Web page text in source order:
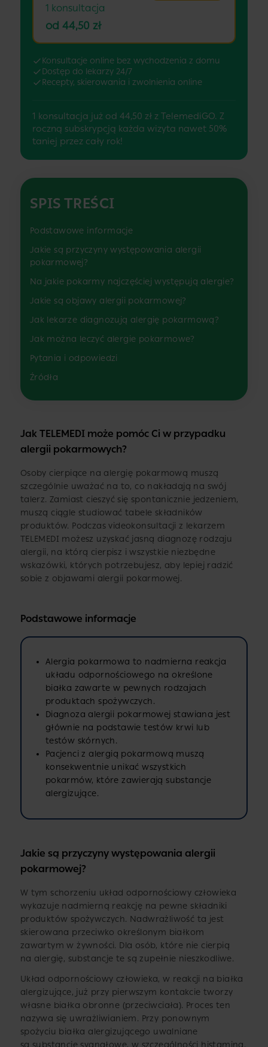
1 konsultacja
od 44,50 zł
Konsultacje online bez wychodzenia z domu
Dostęp do lekarzy 24/7
Recepty, skierowania i zwolnienia online
1 konsultacja już od 44,50 zł z TelemediGO. Z
roczną subskrypcją każda wizyta nawet 50%
taniej przez cały rok!
SPIS TREŚCI
Podstawowe informacje
Jakie są przyczyny występowania alergii
pokarmowej?
Na jakie pokarmy najczęściej występują alergie?
Jakie są objawy alergii pokarmowej?
Jak lekarze diagnozują alergię pokarmową?
Jak można leczyć alergie pokarmowe?
Pytania i odpowiedzi
Źródła
Jak TELEMEDI może pomóc Ci w przypadku
alergii pokarmowych?
Osoby cierpiące na alergię pokarmową muszą
szczególnie uważać na to, co nakładają na swój
talerz. Zamiast cieszyć się spontanicznie jedzeniem,
muszą ciągle studiować tabele składników
produktów. Podczas videokonsultacji z lekarzem
TELEMEDI możesz uzyskać jasną diagnozę rodzaju
alergii, na którą cierpisz i wszystkie niezbędne
wskazówki, których potrzebujesz, aby lepiej radzić
sobie z objawami alergii pokarmowej.
Podstawowe informacje
Alergia pokarmowa to nadmierna reakcja
układu odpornościowego na określone
białka zawarte w pewnych rodzajach
produktach spożywczych.
Diagnoza alergii pokarmowej stawiana jest
głównie na podstawie testów krwi lub
testów skórnych.
Pacjenci z alergią pokarmową muszą
konsekwentnie unikać wszystkich
pokarmów, które zawierają substancje
alergizujące.
Jakie są przyczyny występowania alergii
pokarmowej?
W tym schorzeniu układ odpornościowy człowieka
wykazuje nadmierną reakcję na pewne składniki
produktów spożywczych. Nadwrażliwość ta jest
skierowana przeciwko określonym białkom
zawartym w żywności. Dla osób, które nie cierpią
na alergię, substancje te są zupełnie nieszkodliwe.
Układ odpornościowy człowieka, w reakcji na białka
alergizujące, już przy pierwszym kontakcie tworzy
własne białka obronne (przeciwciała). Proces ten
nazywa się uwrażliwianiem. Przy ponownym
spożyciu białka alergizującego uwalniane
są substancje sygnałowe, w szczególności histamina.